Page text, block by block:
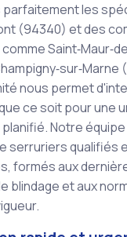
les
(94340) et des
nous permet
ce soit pour une
Notre
serruriers qualifiés
formés aux
blindage et aux